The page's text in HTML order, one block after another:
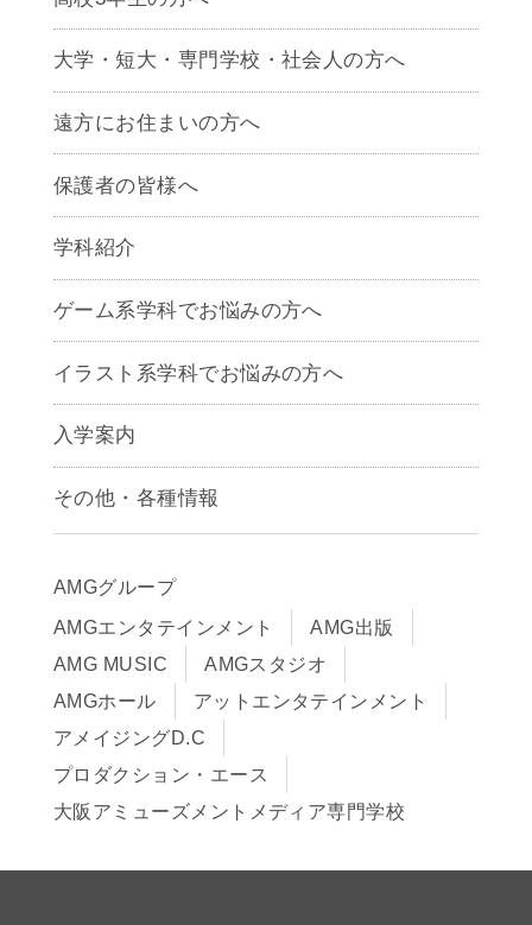
大学・短大・専門学校・社会人の方へ
遠方にお住まいの方へ
保護者の皆様へ
学科紹介
ゲームクリエイター学科
CG学科
アニメーション学科
声優学科
ゲーム系学科でお悩みの方へ
イラスト系学科でお悩みの方へ
入学案内
募集要項
早期出願制度・AOエントリー
入学までの流れ
学費サポート・各種制度
学費について
Q&A
その他・各種情報
アクセス
サイトポリシー
在校生・保護者の方へ
卒業生の皆様へ
AMGグループ
AMGエンタテインメント
AMG出版
AMG MUSIC
AMGスタジオ
AMGホール
アットエンタテインメント
アメイジングD.C
プロダクション・エース
大阪アミューズメントメディア専門学校